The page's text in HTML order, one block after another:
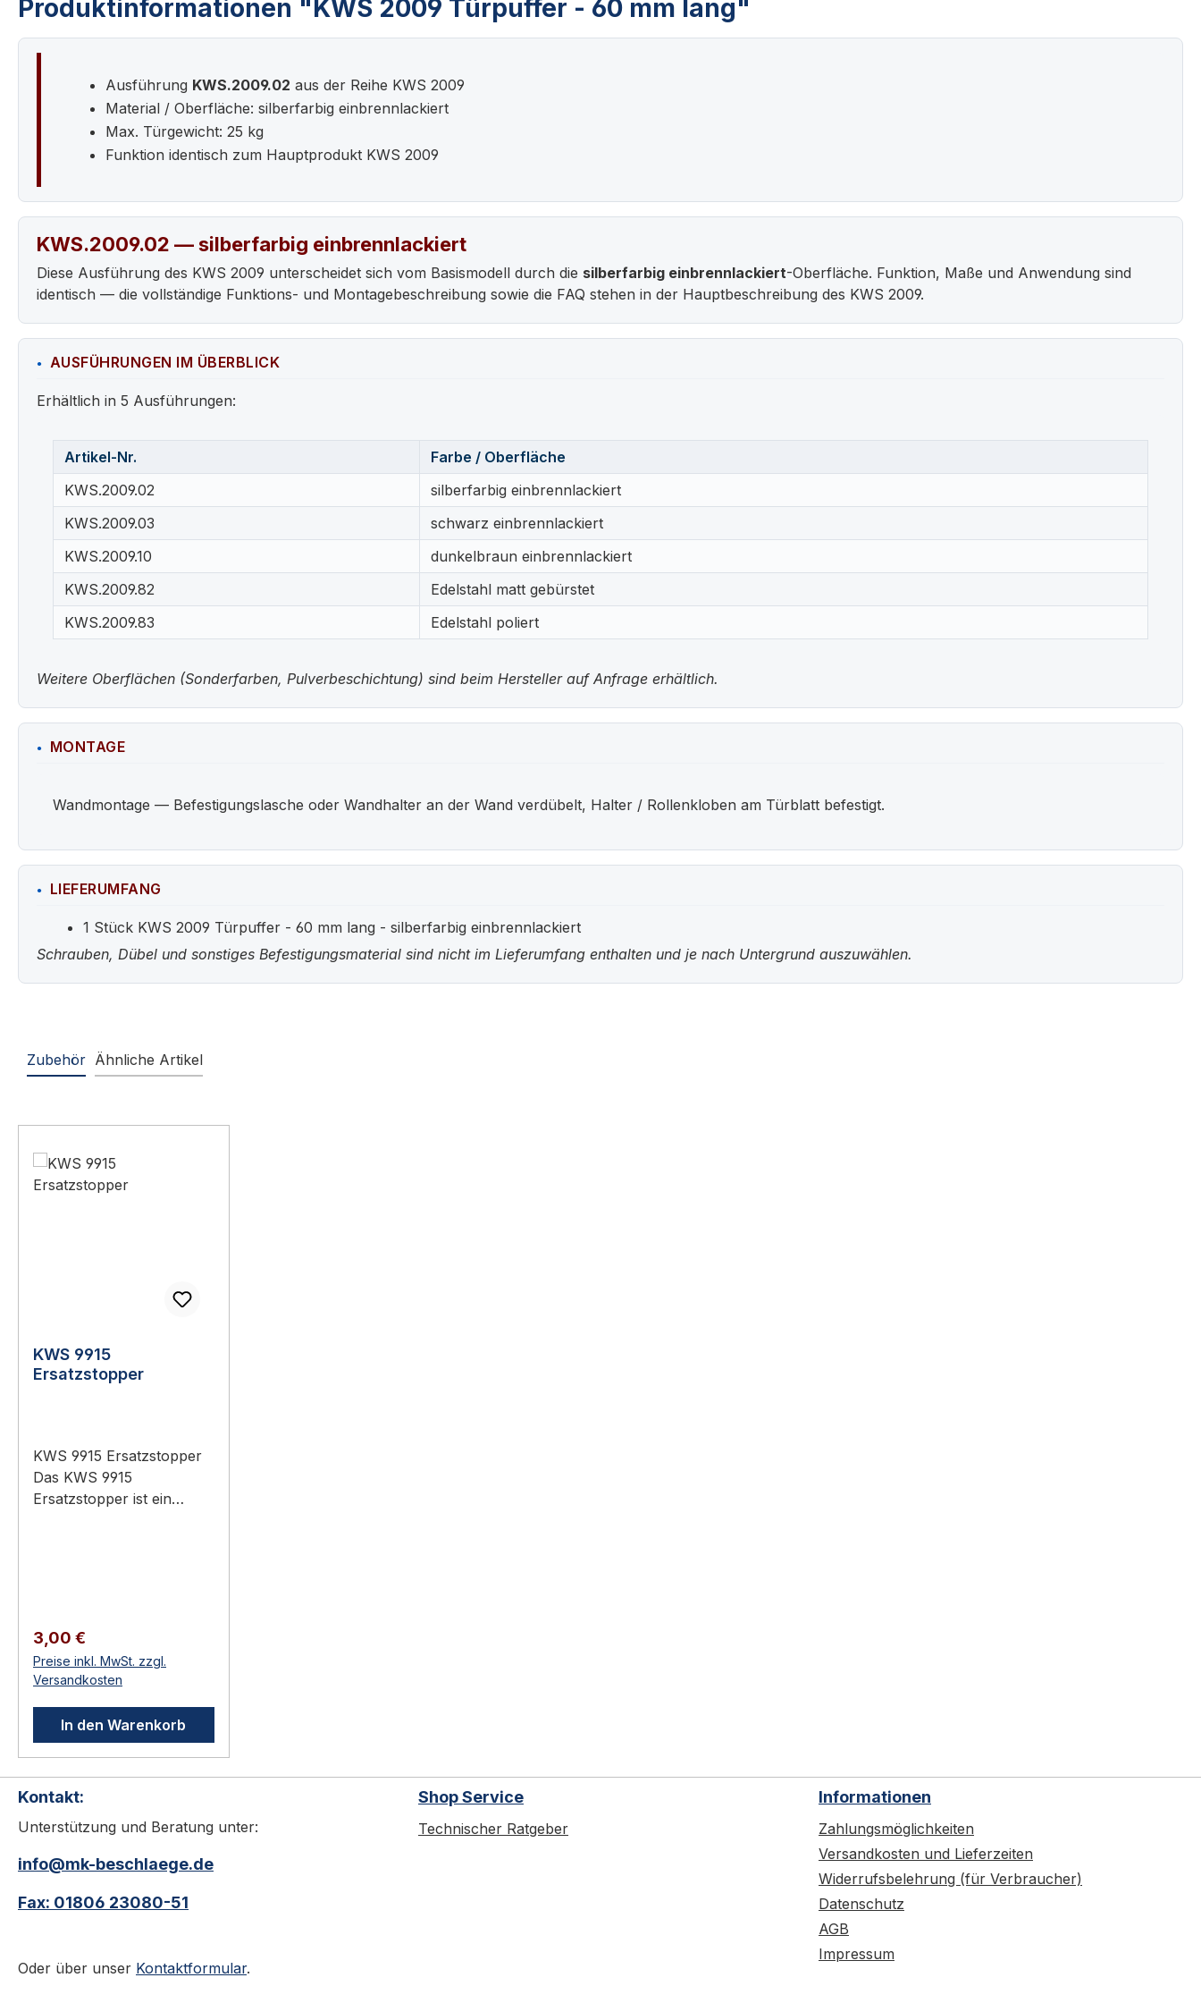
Produktinformationen "KWS 2009 Türpuffer - 60 mm lang"
Ausführung KWS.2009.02 aus der Reihe KWS 2009
Material / Oberfläche: silberfarbig einbrennlackiert
Max. Türgewicht: 25 kg
Funktion identisch zum Hauptprodukt KWS 2009
KWS.2009.02 — silberfarbig einbrennlackiert
Diese Ausführung des KWS 2009 unterscheidet sich vom Basismodell durch die silberfarbig einbrennlackiert-Oberfläche. Funktion, Maße und Anwendung sind
identisch — die vollständige Funktions- und Montagebeschreibung sowie die FAQ stehen in der Hauptbeschreibung des KWS 2009.
AUSFÜHRUNGEN IM ÜBERBLICK
Erhältlich in 5 Ausführungen:
Artikel-Nr.
Farbe / Oberfläche
KWS.2009.02
silberfarbig einbrennlackiert
KWS.2009.03
schwarz einbrennlackiert
KWS.2009.10
dunkelbraun einbrennlackiert
KWS.2009.82
Edelstahl matt gebürstet
KWS.2009.83
Edelstahl poliert
Weitere Oberflächen (Sonderfarben, Pulverbeschichtung) sind beim Hersteller auf Anfrage erhältlich.
MONTAGE
Wandmontage — Befestigungslasche oder Wandhalter an der Wand verdübelt, Halter / Rollenkloben am Türblatt befestigt.
LIEFERUMFANG
1 Stück KWS 2009 Türpuffer - 60 mm lang - silberfarbig einbrennlackiert
Schrauben, Dübel und sonstiges Befestigungsmaterial sind nicht im Lieferumfang enthalten und je nach Untergrund auszuwählen.
Zubehör Ähnliche Artikel
KWS 9915
Ersatzstopper
KWS 9915 Ersatzstopper
Das KWS 9915
Ersatzstopper ist ein
Privat-, Gewerbe- und
öffentlichen Bauten.
Original-Zubehör /
Verbrauchsmaterial für
KWS-Beschläge Direkt
vom Hersteller —
passgenau Zur
Erweiterung, Anpassung
oder Reparatur KWS 9915
Zubehörteile aus dem
Unterlagen zur
Ersatzpuffer, Steindollen,
Regulärer Preis:
3,00 €
Preise inkl. MwSt. zzgl.
Versandkosten
In den Warenkorb
Kontakt:
Unterstützung und Beratung unter:
info@mk-beschlaege.de
Fax: 01806 23080-51
Oder über unser Kontaktformular.
Shop Service
Technischer Ratgeber
Informationen
Zahlungsmöglichkeiten
Versandkosten und Lieferzeiten
Widerrufsbelehrung (für Verbraucher)
Datenschutz
AGB
Impressum